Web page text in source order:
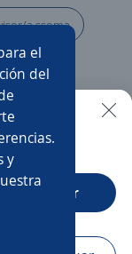
el
del
y
a ssoma
app
Abrir